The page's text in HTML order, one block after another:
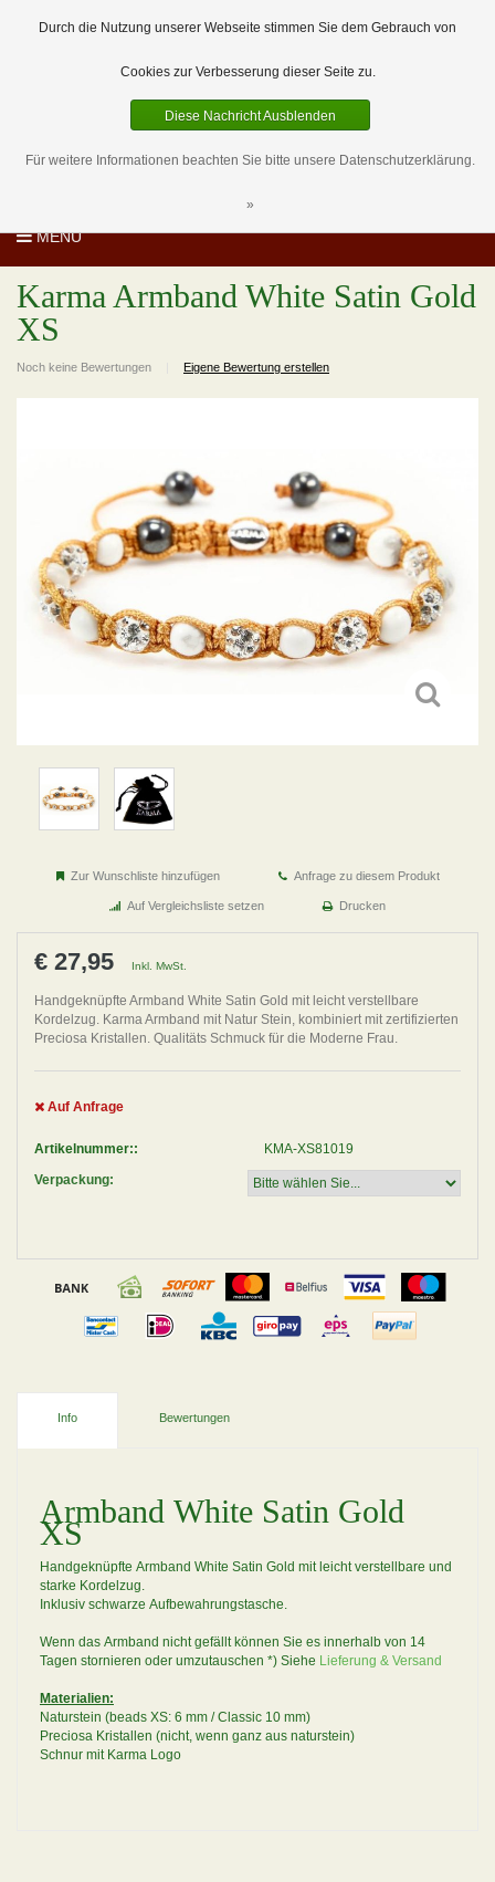
0 Artikel
DE
EUR
MENU
Karma Armband White Satin Gold
XS
Noch keine Bewertungen Eigene Bewertung erstellen
Zur Wunschliste hinzufügen Anfrage zu diesem Produkt
Auf Vergleichsliste setzen Drucken
€ 27,95 Inkl. MwSt.
Handgeknüpfte Armband White Satin Gold mit leicht verstellbare
Kordelzug. Karma Armband mit Natur Stein, kombiniert mit zertifizierten
Preciosa Kristallen. Qualitäts Schmuck für die Moderne Frau.
Auf Anfrage
Artikelnummer::
KMA-XS81019
Verpackung:
Info Bewertungen
Armband White Satin Gold
XS
Handgeknüpfte Armband White Satin Gold mit leicht verstellbare und
starke Kordelzug.
Inklusiv schwarze Aufbewahrungstasche.
Wenn das Armband nicht gefällt können Sie es innerhalb von 14
Tagen stornieren oder umzutauschen *) Siehe Lieferung & Versand
Materialien:
Naturstein (beads XS: 6 mm / Classic 10 mm)
Preciosa Kristallen (nicht, wenn ganz aus naturstein)
Schnur mit Karma Logo
Durch die Nutzung unserer Webseite stimmen Sie dem Gebrauch von
Cookies zur Verbesserung dieser Seite zu.
Diese Nachricht Ausblenden
Für weitere Informationen beachten Sie bitte unsere Datenschutzerklärung.
»